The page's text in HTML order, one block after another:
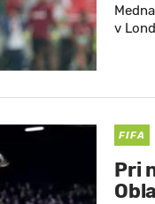
v
FIFA
Pri